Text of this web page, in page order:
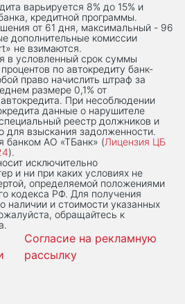
варьируется 8% до 15% и
кредитной программы.
от 61 дня, максимальный - 96
дополнительные комиссии
не взимаются.
в условленный срок суммы
по автокредиту банк-
право начислить штраф за
размере 0,1% от
При несоблюдении
данные о нарушителе
реестр должников и
для взыскания задолженности.
банком АО «ТБанк» (Лицензия ЦБ
).
исключительно
и ни при каких условиях не
определяемой положениями
кодекса РФ. Для получения
наличии и стоимости указанных
обращайтесь к
Согласие на рекламную
рассылку